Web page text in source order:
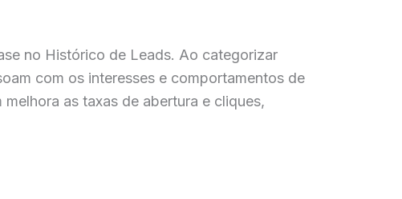
no Histórico de Leads. Ao categorizar
com os interesses e comportamentos de
as taxas de abertura e cliques,